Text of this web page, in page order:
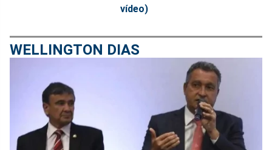
vídeo)
WELLINGTON DIAS